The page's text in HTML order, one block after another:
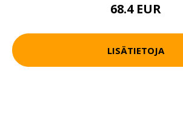
68.4 EUR
LISÄTIETOJA